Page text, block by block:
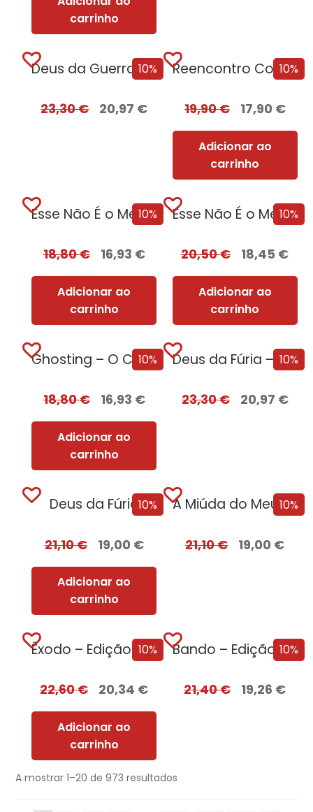
carrinho
10%
Deus da Guerra Edição com EDGES
23,30€ 20,97 €
10%
Reencontro Com o Passado – [Nova Edição]
19,90€ 17,90 €
Adicionar ao
carrinho
10%
Esse Não É o Meu Nome
18,80€ 16,93 €
Adicionar ao
carrinho
10%
Esse Não É o Meu Nome –...
20,50€ 18,45 €
Adicionar ao
carrinho
10%
Ghosting – O Caminho para o Sexo
18,80€ 16,93 €
Adicionar ao
carrinho
10%
Deus da Fúria – Edição com EDGES
23,30€ 20,97 €
10%
Deus da Fúria
21,10€ 19,00 €
Adicionar ao
carrinho
10%
A Miúda do Meu Irmão – Edição...
21,10€ 19,00 €
10%
Êxodo – Edição com EDGES
22,60€ 20,34 €
Adicionar ao
carrinho
10%
Bando – Edição com EDGES
21,40€ 19,26 €
A mostrar 1–20 de 973 resultados